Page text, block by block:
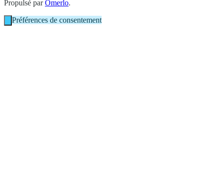
Propulsé parOmerlo.
Préférences de consentement